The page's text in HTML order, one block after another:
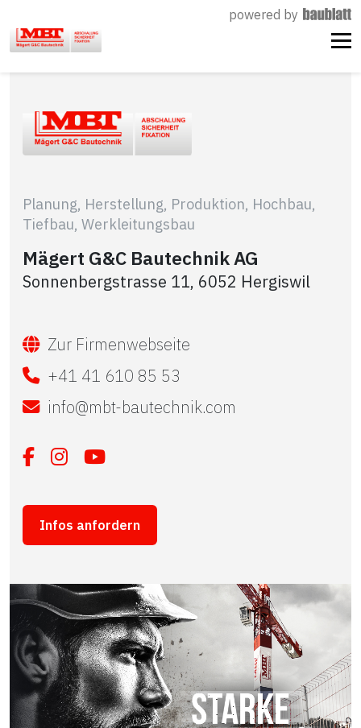
powered by
Planung, Herstellung, Produktion, Hochbau,
Tiefbau, Werkleitungsbau
Mägert G&C Bautechnik AG
Sonnenbergstrasse 11, 6052 Hergiswil
Zur Firmenwebseite
+41 41 610 85 53
info@mbt-bautechnik.com
Infos anfordern